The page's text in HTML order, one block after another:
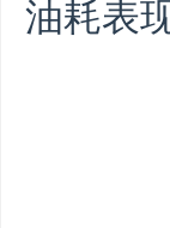
油耗表现